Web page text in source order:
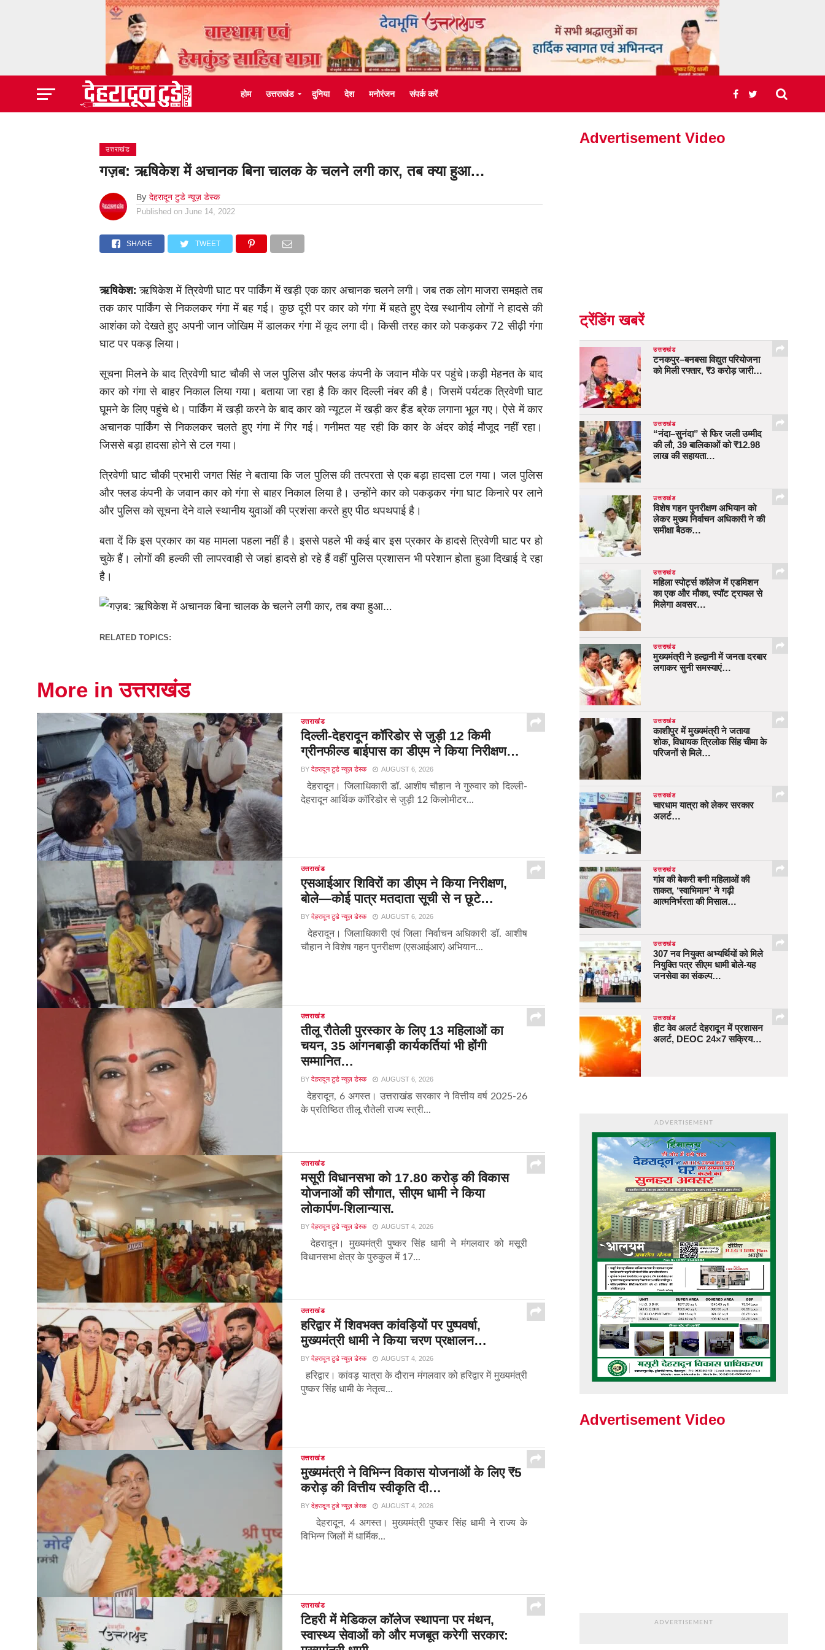
होम उत्तराखंड दुनिया देश मनोरंजन संपर्क करें
उत्तराखंड
गज़ब: ऋषिकेश में अचानक बिना चालक के चलने लगी कार, तब क्या हुआ…
By देहरादून टुडे न्यूज़ डेस्क
Published on June 14, 2022
SHARE TWEET
ऋषिकेश:ऋषिकेश में त्रिवेणी घाट पर पार्किंग में खड़ी एक कार अचानक चलने लगी। जब तक लोग माजरा समझते तब
तक कार पार्किंग से निकलकर गंगा में बह गई। कुछ दूरी पर कार को गंगा में बहते हुए देख स्थानीय लोगों ने हादसे की
आशंका को देखते हुए अपनी जान जोखिम में डालकर गंगा में कूद लगा दी। किसी तरह कार को पकड़कर 72 सीढ़ी गंगा
घाट पर पकड़ लिया।
सूचना मिलने के बाद त्रिवेणी घाट चौकी से जल पुलिस और फ्लड कंपनी के जवान मौके पर पहुंचे।कड़ी मेहनत के बाद
कार को गंगा से बाहर निकाल लिया गया। बताया जा रहा है कि कार दिल्ली नंबर की है। जिसमें पर्यटक त्रिवेणी घाट
घूमने के लिए पहुंचे थे। पार्किंग में खड़ी करने के बाद कार को न्यूटल में खड़ी कर हैंड ब्रेक लगाना भूल गए। ऐसे में कार
अचानक पार्किंग से निकलकर चलते हुए गंगा में गिर गई। गनीमत यह रही कि कार के अंदर कोई मौजूद नहीं रहा।
जिससे बड़ा हादसा होने से टल गया।
त्रिवेणी घाट चौकी प्रभारी जगत सिंह ने बताया कि जल पुलिस की तत्परता से एक बड़ा हादसा टल गया। जल पुलिस
और फ्लड कंपनी के जवान कार को गंगा से बाहर निकाल लिया है। उन्होंने कार को पकड़कर गंगा घाट किनारे पर लाने
और पुलिस को सूचना देने वाले स्थानीय युवाओं की प्रशंसा करते हुए पीठ थपथपाई है।
बता दें कि इस प्रकार का यह मामला पहला नहीं है। इससे पहले भी कई बार इस प्रकार के हादसे त्रिवेणी घाट पर हो
चुके हैं। लोगों की हल्की सी लापरवाही से जहां हादसे हो रहे हैं वहीं पुलिस प्रशासन भी परेशान होता हुआ दिखाई दे रहा
है।
RELATED TOPICS:
More in उत्तराखंड
उत्तराखंड
दिल्ली-देहरादून कॉरिडोर से जुड़ी 12 किमी
ग्रीनफील्ड बाईपास का डीएम ने किया निरीक्षण…
BY देहरादून टुडे न्यूज़ डेस्क AUGUST 6, 2026
देहरादून। जिलाधिकारी डॉ. आशीष चौहान ने गुरुवार को दिल्ली-
देहरादून आर्थिक कॉरिडोर से जुड़ी 12 किलोमीटर...
उत्तराखंड
एसआईआर शिविरों का डीएम ने किया निरीक्षण,
बोले—कोई पात्र मतदाता सूची से न छूटे…
BY देहरादून टुडे न्यूज़ डेस्क AUGUST 6, 2026
देहरादून। जिलाधिकारी एवं जिला निर्वाचन अधिकारी डॉ. आशीष
चौहान ने विशेष गहन पुनरीक्षण (एसआईआर) अभियान...
उत्तराखंड
तीलू रौतेली पुरस्कार के लिए 13 महिलाओं का
चयन, 35 आंगनबाड़ी कार्यकर्तियां भी होंगी
सम्मानित…
BY देहरादून टुडे न्यूज़ डेस्क AUGUST 6, 2026
देहरादून, 6 अगस्त। उत्तराखंड सरकार ने वित्तीय वर्ष 2025-26
के प्रतिष्ठित तीलू रौतेली राज्य स्त्री...
उत्तराखंड
मसूरी विधानसभा को 17.80 करोड़ की विकास
योजनाओं की सौगात, सीएम धामी ने किया
लोकार्पण-शिलान्यास.
BY देहरादून टुडे न्यूज़ डेस्क AUGUST 4, 2026
देहरादून। मुख्यमंत्री पुष्कर सिंह धामी ने मंगलवार को मसूरी
विधानसभा क्षेत्र के पुरुकुल में 17...
उत्तराखंड
हरिद्वार में शिवभक्त कांवड़ियों पर पुष्पवर्षा,
मुख्यमंत्री धामी ने किया चरण प्रक्षालन…
BY देहरादून टुडे न्यूज़ डेस्क AUGUST 4, 2026
हरिद्वार। कांवड़ यात्रा के दौरान मंगलवार को हरिद्वार में मुख्यमंत्री
पुष्कर सिंह धामी के नेतृत्व...
उत्तराखंड
मुख्यमंत्री ने विभिन्न विकास योजनाओं के लिए ₹5
करोड़ की वित्तीय स्वीकृति दी…
BY देहरादून टुडे न्यूज़ डेस्क AUGUST 4, 2026
देहरादून, 4 अगस्त। मुख्यमंत्री पुष्कर सिंह धामी ने राज्य के
विभिन्न जिलों में धार्मिक...
उत्तराखंड
टिहरी में मेडिकल कॉलेज स्थापना पर मंथन,
स्वास्थ्य सेवाओं को और मजबूत करेगी सरकार:
Advertisement Video
ट्रेंडिंग खबरें
उत्तराखंड
टनकपुर–बनबसा विद्युत परियोजना
को मिली रफ्तार, ₹3 करोड़ जारी…
उत्तराखंड
“नंदा–सुनंदा” से फिर जली उम्मीद
की लौ, 39 बालिकाओं को ₹12.98
लाख की सहायता…
उत्तराखंड
विशेष गहन पुनरीक्षण अभियान को
लेकर मुख्य निर्वाचन अधिकारी ने की
समीक्षा बैठक…
उत्तराखंड
महिला स्पोर्ट्स कॉलेज में एडमिशन
का एक और मौका, स्पॉट ट्रायल से
मिलेगा अवसर…
उत्तराखंड
मुख्यमंत्री ने हल्द्वानी में जनता दरबार
लगाकर सुनी समस्याएं…
उत्तराखंड
काशीपुर में मुख्यमंत्री ने जताया
शोक, विधायक त्रिलोक सिंह चीमा के
परिजनों से मिले…
उत्तराखंड
चारधाम यात्रा को लेकर सरकार
अलर्ट…
उत्तराखंड
गांव की बेकरी बनी महिलाओं की
ताकत, ‘स्वाभिमान’ ने गढ़ी
आत्मनिर्भरता की मिसाल…
उत्तराखंड
307 नव नियुक्त अभ्यर्थियों को मिले
नियुक्ति पत्र सीएम धामी बोले-यह
जनसेवा का संकल्प…
उत्तराखंड
हीट वेव अलर्ट देहरादून में प्रशासन
अलर्ट, DEOC 24×7 सक्रिय…
ADVERTISEMENT
Advertisement Video
ADVERTISEMENT